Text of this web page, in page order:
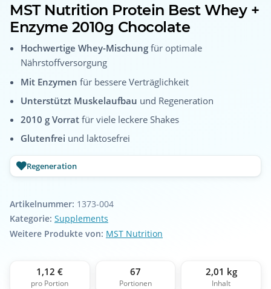
MST Nutrition Protein Best Whey +
Enzyme 2010g Chocolate
Hochwertige Whey-Mischung für optimale
Nährstoffversorgung
Mit Enzymen für bessere Verträglichkeit
Unterstützt Muskelaufbau und Regeneration
2010 g Vorrat für viele leckere Shakes
Glutenfrei und laktosefrei
Regeneration
Artikelnummer: 1373-004
Kategorie: Supplements
Weitere Produkte von: MST Nutrition
1,12 €
pro Portion
67
Portionen
2,01 kg
Inhalt